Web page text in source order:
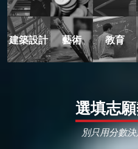
建築設計 藝術 教育
選填志
別只用分數